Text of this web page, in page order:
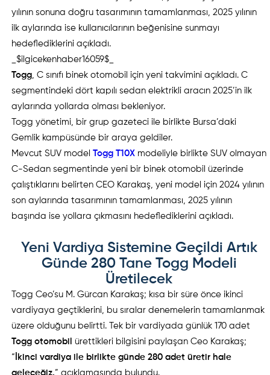
yılının sonuna doğru tasarımının tamamlanması, 2025 yılının
ilk aylarında ise kullanıcılarının beğenisine sunmayı
hedeflediklerini açıkladı.
_$ilgicekenhaber16059$_
Togg, C sınıfı binek otomobil için yeni takvimini açıkladı. C
segmentindeki dört kapılı sedan elektrikli aracın 2025’in ilk
aylarında yollarda olması bekleniyor.
Togg yönetimi, bir grup gazeteci ile birlikte Bursa’daki
Gemlik kampüsünde bir araya geldiler.
Mevcut SUV modelTogg T10X modeliyle birlikte SUV olmayan
C-Sedan segmentinde yeni bir binek otomobil üzerinde
çalıştıklarını belirten CEO Karakaş, yeni model için 2024 yılının
son aylarında tasarımının tamamlanması, 2025 yılının
başında ise yollara çıkmasını hedeflediklerini açıkladı.
Yeni Vardiya Sistemine Geçildi Artık
Günde 280 Tane Togg Modeli
Üretilecek
Togg Ceo’su M. Gürcan Karakaş; kısa bir süre önce ikinci
vardiyaya geçtiklerini, bu sıralar denemelerin tamamlanmak
üzere olduğunu belirtti. Tek bir vardiyada günlük 170 adet
Togg otomobil
ürettikleri bilgisini paylaşan Ceo Karakaş;
“ İkinci vardiya ile birlikte günde 280 adet üretir hale
geleceğiz.” açıklamasında bulundu.